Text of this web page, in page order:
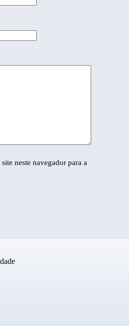
neste navegador para a